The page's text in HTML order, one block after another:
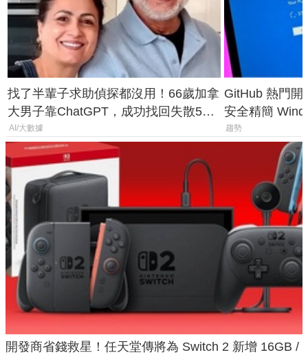
找了半輩子求助偵探都沒用！66歲加拿
大男子靠ChatGPT，成功找回失散50
年家人
AI/大數據
GitHub 熱門開
安全精簡
後台追蹤
趨勢
開發商省錢救星！任天堂傳將為 Switch 2 新增 16GB /